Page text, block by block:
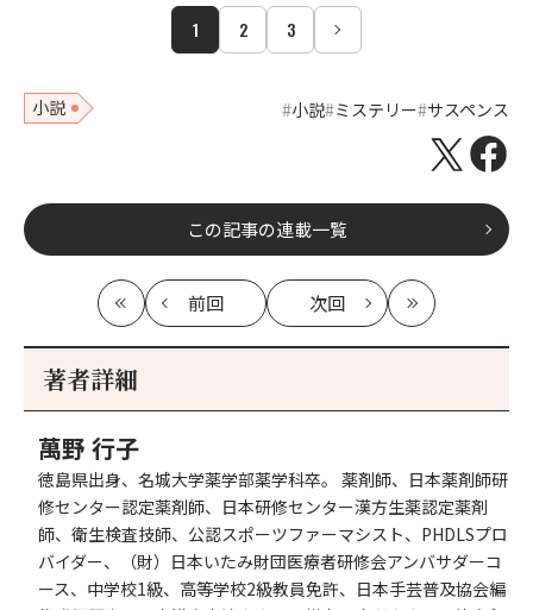
1 2 3
小説 小説 ミステリー サスペンス
この記事の連載一覧
最
初
前回
記
次回
記
最
新
著者詳細
萬野 行子
徳島県出身、名城大学薬学部薬学科卒。 薬剤師、日本薬剤師研
修センター認定薬剤師、日本研修センター漢方生薬認定薬剤
師、衛生検査技師、公認スポーツファーマシスト、PHDLSプロ
バイダー、（財）日本いたみ財団医療者研修会アンバサダーコ
ース、中学校1級、高等学校2級教員免許、日本手芸普及協会編